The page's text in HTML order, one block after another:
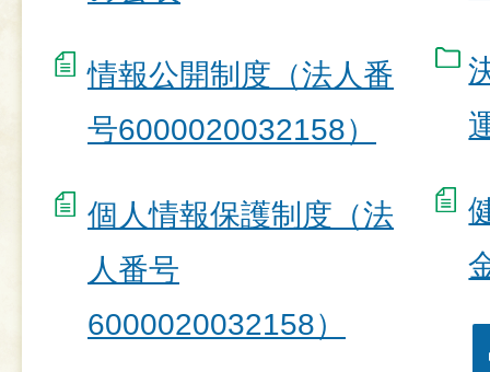
情報公開制度（法人番
号6000020032158）
個人情報保護制度（法
人番号
6000020032158）